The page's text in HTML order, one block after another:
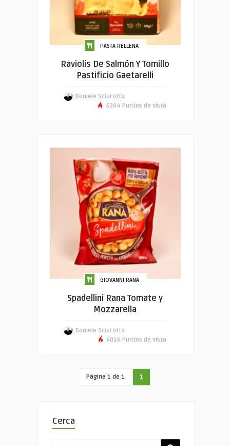
PASTA RELLENA
Raviolis De Salmón Y Tomillo
Pastificio Gaetarelli
Daniele Sciarotta
5204 Puntos de vista
GIOVANNI RANA
Spadellini Rana Tomate y
Mozzarella
Daniele Sciarotta
6016 Puntos de vista
Página 1 de 1 1
Cerca